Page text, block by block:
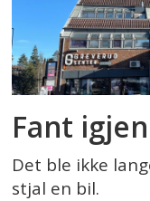
Fant
Det ble ikke
stjal en bil.